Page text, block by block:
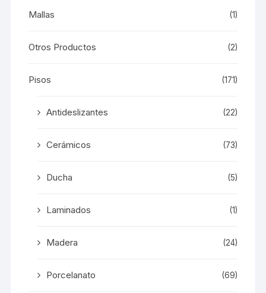
Mallas (1)
Otros Productos (2)
Pisos (171)
Antideslizantes (22)
Cerámicos (73)
Ducha (5)
Laminados (1)
Madera (24)
Porcelanato (69)